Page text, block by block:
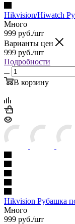
Hikvision/Hiwatch
Много
999 руб./шт
Варианты цен
999 руб./шт
Подробности
В корзину
Hikvision Рубашка
Много
999 руб./шт